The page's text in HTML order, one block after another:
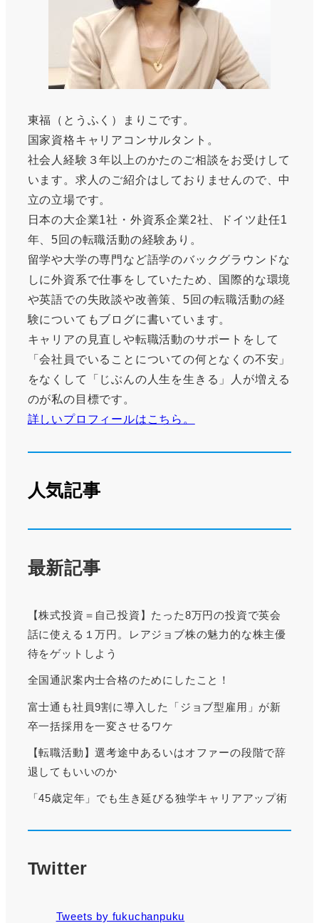
東福（とうふく）まりこです。
国家資格キャリアコンサルタント。
社会人経験３年以上のかたのご相談をお受けして
います。求人のご紹介はしておりませんので、中
立の立場です。
日本の大企業1社・外資系企業2社、ドイツ赴任1
年、5回の転職活動の経験あり。
留学や大学の専門など語学のバックグラウンドな
しに外資系で仕事をしていたため、国際的な環境
や英語での失敗談や改善策、5回の転職活動の経
験についてもブログに書いています。
キャリアの見直しや転職活動のサポートをして
「会社員でいることについての何となくの不安」
をなくして「じぶんの人生を生きる」人が増える
のが私の目標です。
詳しいプロフィールはこちら。
人気記事
最新記事
【株式投資＝自己投資】たった8万円の投資で英会
話に使える１万円。レアジョブ株の魅力的な株主優
待をゲットしよう
全国通訳案内士合格のためにしたこと！
富士通も社員9割に導入した「ジョブ型雇用」が新
卒一括採用を一変させるワケ
【転職活動】選考途中あるいはオファーの段階で辞
退してもいいのか
「45歳定年」でも生き延びる独学キャリアアップ術
Twitter
Tweets by fukuchanpuku